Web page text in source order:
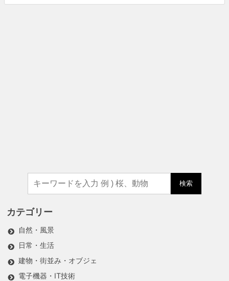
検索
カテゴリー
自然・風景
日常・生活
建物・街並み・オブジェ
電子機器・IT技術